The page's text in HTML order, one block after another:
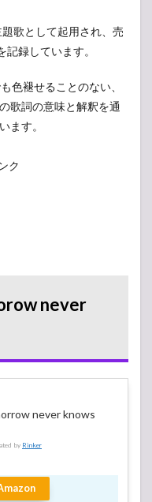
歌として起用され、売
録しています。
色褪せることのない、
歌詞の意味と解釈を通
ます。
ク
never
never knows
by Rinker